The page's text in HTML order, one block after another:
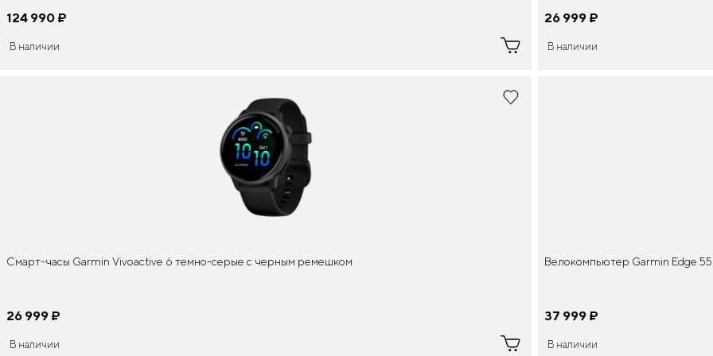
124 990 ¤
В наличии
26 999 ¤
В наличии
Смарт-часы Garmin Vivoactive 6 темно-серые с черным ремешком
26 999 ¤
В наличии
Велокомпьютер Garmin Edge
37 999 ¤
В наличии